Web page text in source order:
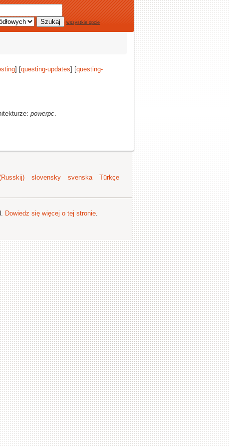
wszystkie opcje
] [questing-updates] [questing-
powerpc.
slovensky svenska
Türkçe
Dowiedz się więcej o tej stronie.